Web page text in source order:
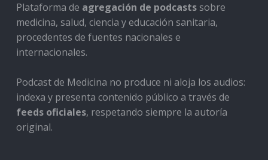
Plataforma de agregación de podcastssobre
medicina, salud, ciencia y educación sanitaria,
procedentes de fuentes nacionales e
internacionales.
Podcast de Medicina no produce ni aloja los audios:
indexa y presenta contenido público a través de
feeds oficiales, respetando siempre la autoría
original.